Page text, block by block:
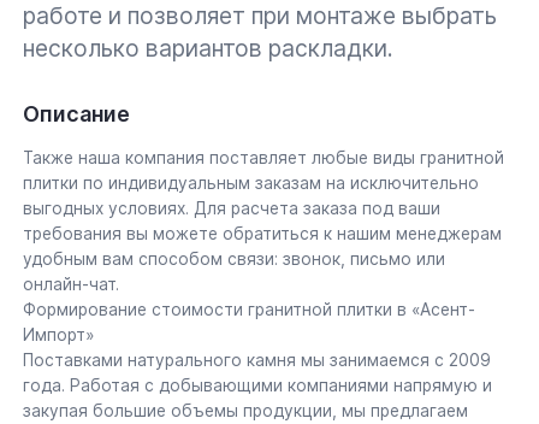
работе и позволяет при монтаже выбрать
несколько вариантов раскладки.
Описание
Также наша компания поставляет любые виды гранитной
плитки по индивидуальным заказам на исключительно
выгодных условиях. Для расчета заказа под ваши
требования вы можете обратиться к нашим менеджерам
удобным вам способом связи: звонок, письмо или
онлайн-чат.
Формирование стоимости гранитной плитки в «Асент-
Импорт»
Поставками натурального камня мы занимаемся с 2009
года. Работая с добывающими компаниями напрямую и
закупая большие объемы продукции, мы предлагаем